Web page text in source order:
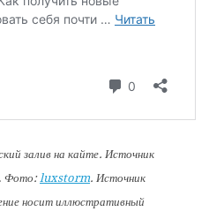
залив на кайте. Источник
Фото: luxstorm. Источник
носит иллюстративный